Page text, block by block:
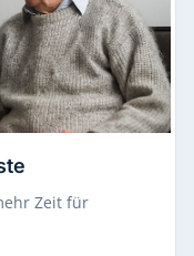
Zeit für